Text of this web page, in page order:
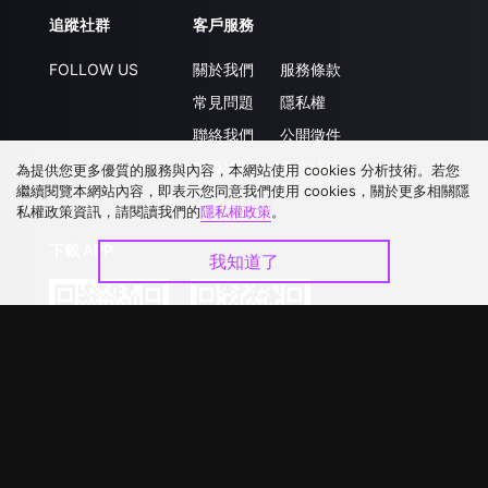
追蹤社群
FOLLOW US
客戶服務
關於我們
常見問題
聯絡我們
升級VIP
服務條款
隱私權
公開徵件
合作洽談
為提供您更多優質的服務與內容，本網站使用 cookies 分析技術。若您
繼續閱覽本網站內容，即表示您同意我們使用 cookies，關於更多相關隱
私權政策資訊，請閱讀我們的隱私權政策。
我知道了